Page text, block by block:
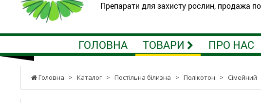
Препарати для захисту рослин, продажа
ГОЛОВНА ТОВАРИ ПРО НАС
Головна > Каталог > Постільна білизна > Полікотон > Сімейний